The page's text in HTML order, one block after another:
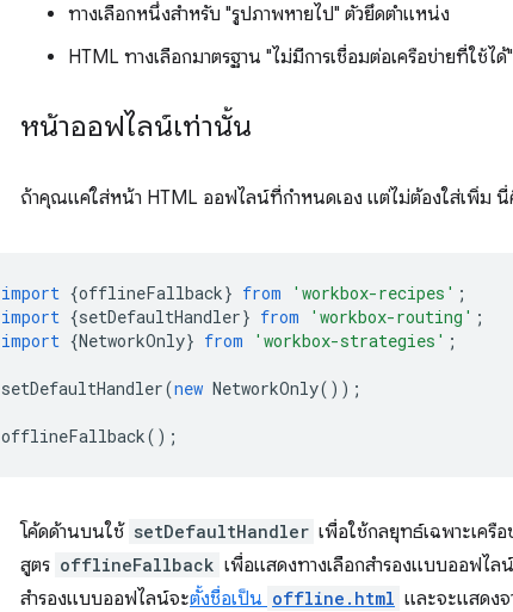
ทางเลือกหนึ่งสำหรับ "รูปภาพหายไป" ตัวยึดตําแหน่ง
HTML ทางเลือกมาตรฐาน "ไม่มีการเชื่อมต่อเครือข่ายที่ใช้ได้"
หน้าออฟไลน์เท่านั้น
ถ้าคุณแค่ใส่หน้า HTML ออฟไลน์ที่กำหนดเอง แต่ไม่ต้องใส่เพิ่ม
import {offlineFallback} from 'workbox-recipes' ;
import {setDefaultHandler} from 'workbox-routing' ;
import {NetworkOnly} from 'workbox-strategies' ;
setDefaultHandler(new NetworkOnly());
offlineFallback();
โค้ดด้านบนใช้ setDefaultHandler เพื่อใช้กลยุทธ์เฉพาะเครื
สูตร offlineFallback เพื่อแสดงทางเลือกสำรองแบบออฟไ
สำรองแบบออฟไลน์จะตั้งชื่อเป็น offline.html และจะแสดงจ